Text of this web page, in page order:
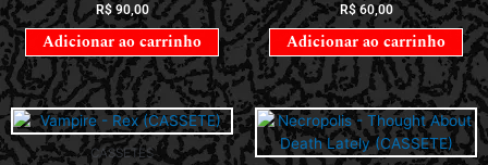
R$90,00
Adicionar ao carrinho
R$60,00
Adicionar ao carrinho
CASSETES